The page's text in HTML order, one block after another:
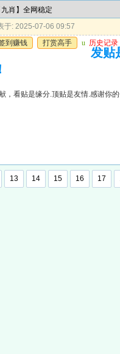
肖】全网稳定
于: 2025-07-06 09:57
到赚钱
打赏高手 u 历史记录
发贴
，看贴是缘分.顶贴是友情.感谢你
13 14 15 16 17